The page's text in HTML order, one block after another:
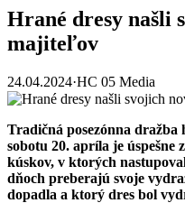
Hrané dresy našli
majiteľov
24.04.2024·HC 05 Media
Tradičná posezónna
sobotu 20. apríla je úspešne
kúskov, v ktorých
dňoch preberajú svoje
dopadla a ktorý dres bol